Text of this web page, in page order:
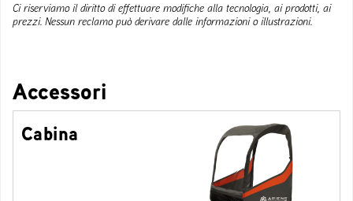
Ci riserviamo il diritto di effettuare modifiche alla tecnologia, ai prodotti, ai
prezzi. Nessun reclamo può derivare dalle informazioni o illustrazioni.
Accessori
Cabina